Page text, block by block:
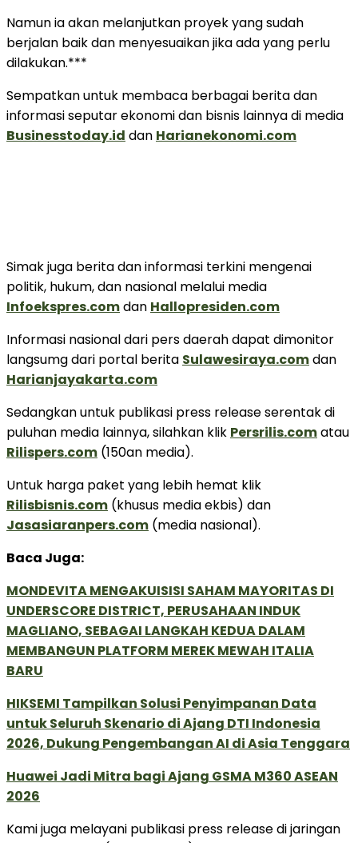
Namun ia akan melanjutkan proyek yang sudah
berjalan baik dan menyesuaikan jika ada yang perlu
dilakukan.***
Sempatkan untuk membaca berbagai berita dan
informasi seputar ekonomi dan bisnis lainnya di media
Businesstoday.id dan Harianekonomi.com
Simak juga berita dan informasi terkini mengenai
politik, hukum, dan nasional melalui media
Infoekspres.comdan Hallopresiden.com
Informasi nasional dari pers daerah dapat dimonitor
langsumg dari portal berita Sulawesiraya.comdan
Harianjayakarta.com
Sedangkan untuk publikasi press release serentak di
puluhan media lainnya, silahkan klik Persrilis.comatau
Rilispers.com (150an media).
Untuk harga paket yang lebih hemat klik
Rilisbisnis.com (khusus media ekbis) dan
Jasasiaranpers.com (media nasional).
Baca Juga:
MONDEVITA MENGAKUISISI SAHAM MAYORITAS DI
UNDERSCORE DISTRICT, PERUSAHAAN INDUK
MAGLIANO, SEBAGAI LANGKAH KEDUA DALAM
MEMBANGUN PLATFORM MEREK MEWAH ITALIA
BARU
HIKSEMI Tampilkan Solusi Penyimpanan Data
untuk Seluruh Skenario di Ajang DTI Indonesia
2026, Dukung Pengembangan AI di Asia Tenggara
Huawei Jadi Mitra bagi Ajang GSMA M360 ASEAN
2026
Kami juga melayani publikasi press release di jaringan